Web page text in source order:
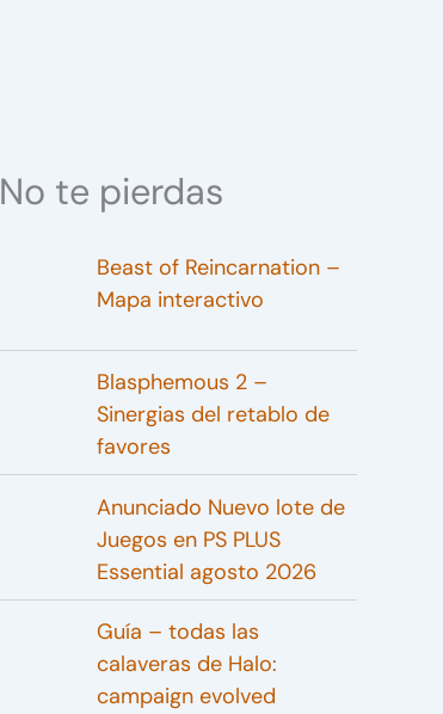
No te pierdas
Beast of Reincarnation –
Mapa interactivo
Blasphemous 2 –
Sinergias del retablo de
favores
Anunciado Nuevo lote de
Juegos en PS PLUS
Essential agosto 2026
Guía – todas las
calaveras de Halo:
campaign evolved